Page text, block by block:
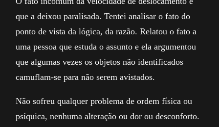
que a deixou paralisada. Tentei analisar o fato do
ponto de vista da lógica, da razão. Relatou o fato a
uma pessoa que estuda o assunto e ela argumentou
que algumas vezes os objetos não identificados
camuflam-se para não serem avistados.
Não sofreu qualquer problema de ordem física ou
psíquica, nenhuma alteração ou dor ou desconforto.